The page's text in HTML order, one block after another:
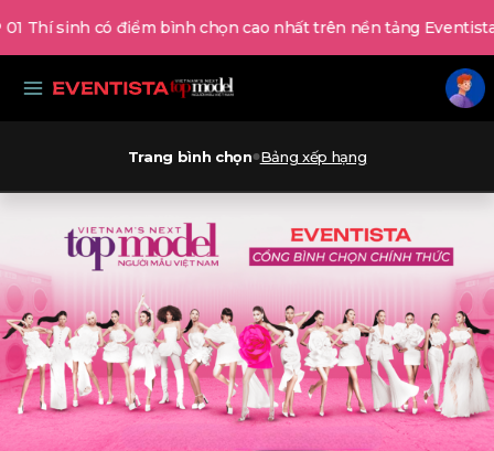
Thí sinh có điểm bình chọn cao nhất trên nền tảng Eventista
Trang bình chọn Bảng xếp hạng
VietNam's Next Top
Model